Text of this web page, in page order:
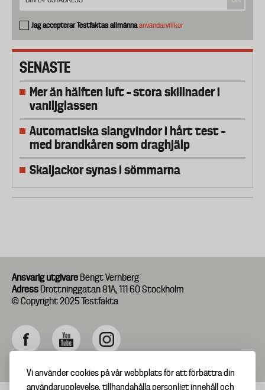
Vi använder cookies på vår webbplats för att förbättra din
användarupplevelse, tillhandahålla personligt innehåll och
Jag accepterar Testfaktas allmännaanvändarvillkor
SENASTE
Mer än hälften luft – stora skillnader i
vaniljglassen
Automatiska slangvindor i hårt test –
med brandkåren som draghjälp
Skaljackor synas i sömmarna
Ansvarig utgivare Bengt Vernberg
Adress Drottninggatan 81A, 111 60 Stockholm
© Copyright 2025 Testfakta